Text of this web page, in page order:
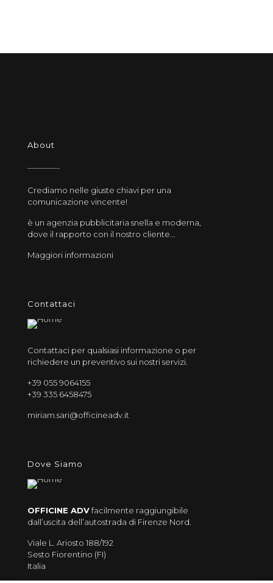
About
Crediamo nelle giuste chiavi per una
comunicazione vincente!
è un agenzia pubblicitaria snella e moderna,
dove il rapporto con il nostro cliente...
Maggiori informazioni
Contattaci
Contattaci per qualsiasi informazione o per
richiedere un preventivo sui nostri servizi.
+39 055 9064155
+39 335 6458475
miriam.sari@officineadv.it
Dove Siamo
OFFICINE ADVfacilmente raggiungibile
dall’uscita dell’autostrada di Firenze Nord.
Viale L. Ariosto 188/192
Sesto Fiorentino (FI)
Italia